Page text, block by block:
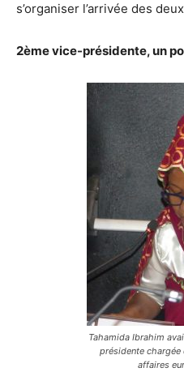
s’organiser l’arrivée des
2ème vice-présidente, un
Tahamida Ibrahim
présidente chargée
affaires